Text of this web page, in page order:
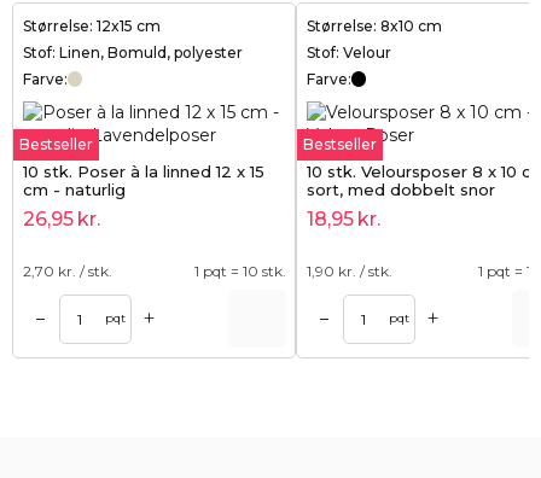
Størrelse: 12x15 cm
Stof: Linen, Bomuld, polyester
Farve:
Bestseller
10 stk. Poser à la linned 12 x 15
cm - naturlig
26,95 kr.
2,70 kr. / stk. 1 pqt = 10 stk.
– pqt +
Størrelse: 8x10 cm
Stof: Velour
Farve:
Bestseller
10 stk. Veloursposer 8 x 10
sort, med dobbelt snor
18,95 kr.
1,90 kr. / stk. 1 pqt =
– pqt +